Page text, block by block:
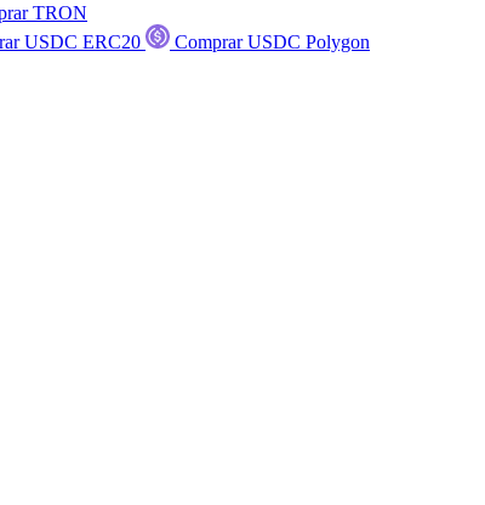
TRON
USDC ERC20
Comprar USDC Polygon